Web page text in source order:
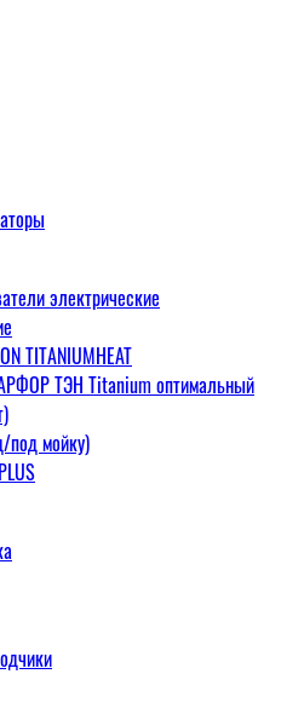
электрические
TITANIUMHEAT
ТЭН Titanium оптимальный
под мойку)